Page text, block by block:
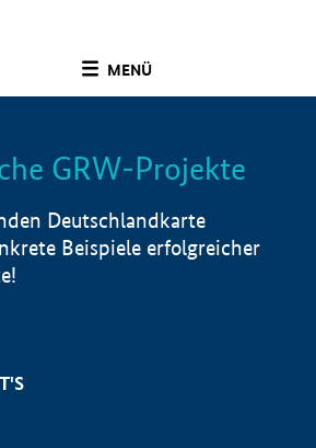
MENÜ
Info
GRW-Projekte
Deutschlandkarte
Beispiele erfolgreicher